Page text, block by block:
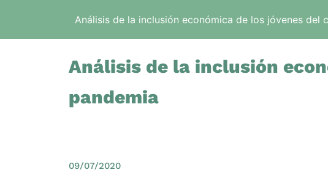
Análisis de la inclusión económica de los jóvenes del
Análisis de la inclusión
pandemia
09/07/2020